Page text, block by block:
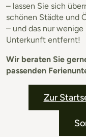
– lassen Sie sich
schönen Städte und
– und das nur
Unterkunft entfernt!
Wir beraten Sie
passenden
Zur